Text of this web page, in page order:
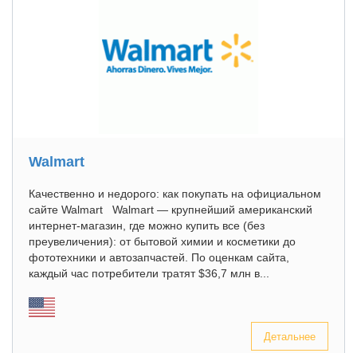
Walmart
Качественно и недорого: как покупать на официальном
сайте Walmart Walmart — крупнейший американский
интернет-магазин, где можно купить все (без
преувеличения): от бытовой химии и косметики до
фототехники и автозапчастей. По оценкам сайта,
каждый час потребители тратят $36,7 млн в...
Детальнее